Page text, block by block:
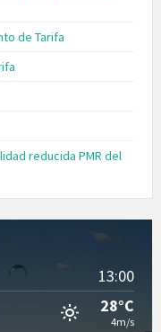
de Tarifa
reducida PMR del
13:00
28°C
4m/s